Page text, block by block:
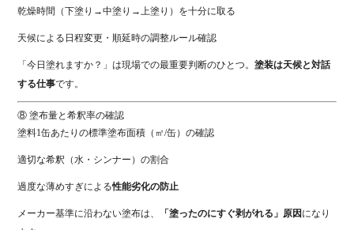
乾燥時間（下塗り→中塗り→上塗り）を十分に取る
天候による日程変更・順延時の調整ルール確認
「今日塗れますか？」は現場での最重要判断のひとつ。塗装は天候と対話
する仕事です。
⑧ 塗布量と希釈率の確認
塗料1缶あたりの標準塗布面積（㎡/缶）の確認
適切な希釈（水・シンナー）の割合
過度な薄めすぎによる性能劣化の防止
メーカー基準に沿わない塗布は、 「塗ったのにすぐ剥がれる」原因になり